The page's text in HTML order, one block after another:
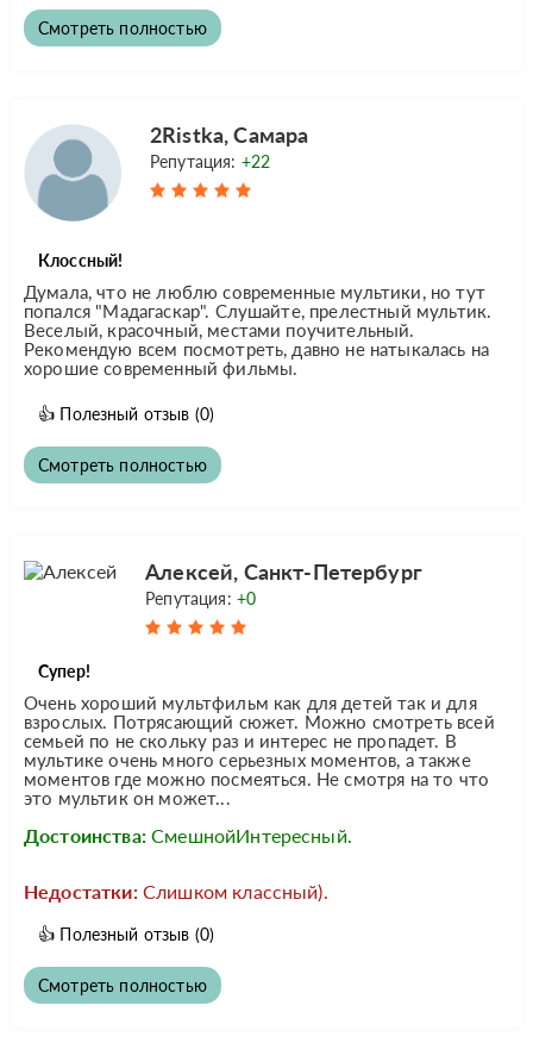
Смотреть полностью
2Ristka, Самара
Репутация: +22
Клоссный!
Думала, что не люблю современные мультики, но тут
попался "Мадагаскар". Слушайте, прелестный мультик.
Веселый, красочный, местами поучительный.
Рекомендую всем посмотреть, давно не натыкалась на
хорошие современный фильмы.
👍 Полезный отзыв (0)
Смотреть полностью
Алексей, Санкт-Петербург
Репутация: +0
Супер!
Очень хороший мультфильм как для детей так и для
взрослых. Потрясающий сюжет. Можно смотреть всей
семьей по не скольку раз и интерес не пропадет. В
мультике очень много серьезных моментов, а также
моментов где можно посмеяться. Не смотря на то что
это мультик он может...
Достоинства: СмешнойИнтересный.
Недостатки: Слишком классный).
👍 Полезный отзыв (0)
Смотреть полностью